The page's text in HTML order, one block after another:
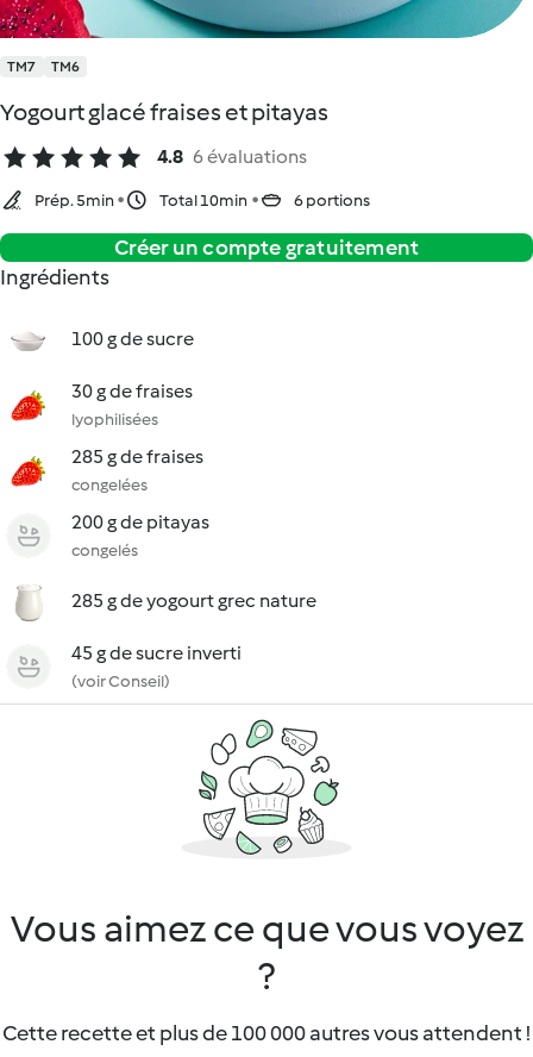
TM7 TM6
Yogourt glacé fraises et pitayas
4.8 6 évaluations
Prép. 5min Total 10min 6 portions
Créer un compte gratuitement
Ingrédients
100 g de sucre
30 g de fraises
lyophilisées
285 g de fraises
congelées
200 g de pitayas
congelés
285 g de yogourt grec nature
45 g de sucre inverti
(voir Conseil)
Vous aimez ce que vous voyez
?
Cette recette et plus de 100 000 autres vous attendent !